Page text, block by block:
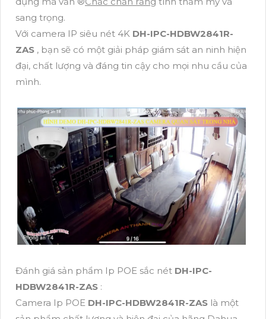
sang trọng.
Với camera IP siêu nét 4K DH-IPC-HDBW2841R-
ZAS , bạn sẽ có một giải pháp giám sát an ninh hiện
đại, chất lượng và đáng tin cậy cho mọi nhu cầu của
mình.
Đánh giá sản phẩm Ip POE sắc nét DH-IPC-
HDBW2841R-ZAS :
Camera Ip POE DH-IPC-HDBW2841R-ZAS là một